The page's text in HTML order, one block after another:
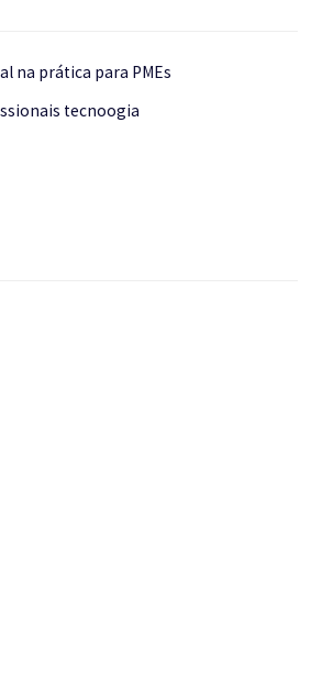
na prática para PMEs
tecnoogia